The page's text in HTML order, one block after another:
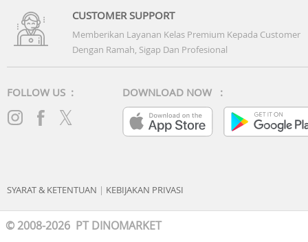
CUSTOMER SUPPORT
Memberikan Layanan Kelas Premium Kepada Customer
Dengan Ramah, Sigap Dan Profesional
FOLLOW US : DOWNLOAD NOW :
SYARAT & KETENTUAN | KEBIJAKAN PRIVASI
© 2008-2026 PT DINOMARKET